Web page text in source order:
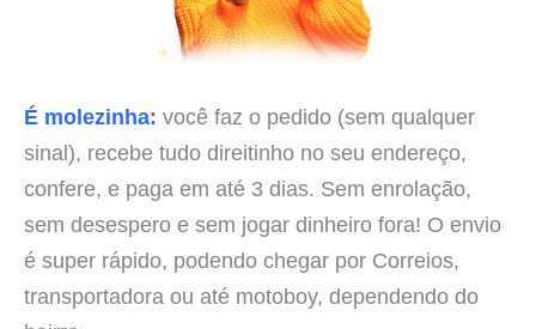
É molezinha: você faz o pedido (sem qualquer
sinal), recebe tudo direitinho no seu endereço,
confere, e paga em até 3 dias. Sem enrolação,
sem desespero e sem jogar dinheiro fora! O envio
é super rápido, podendo chegar por Correios,
transportadora ou até motoboy, dependendo do